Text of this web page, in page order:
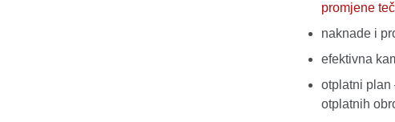
promjene
naknade i
efektivna
otplatni plan
otplatnih